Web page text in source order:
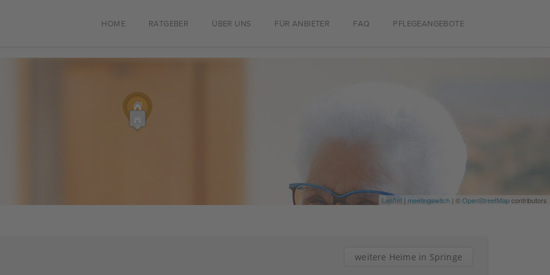
HOME RATGEBER ÜBER UNS FÜR ANBIETER FAQ PFLEGEANGEBOTE
Leaflet | meetingswitch | ©OpenStreetMapcontributors
weitere Heime in Springe